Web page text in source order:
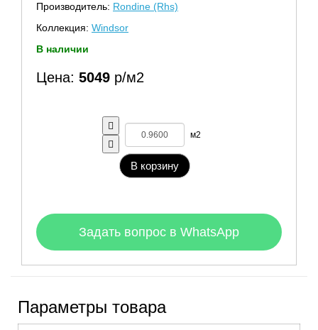
Производитель: Rondine (Rhs)
Коллекция: Windsor
В наличии
Цена: 5049 р/м2
м2
В корзину
Задать вопрос в WhatsApp
Параметры товара